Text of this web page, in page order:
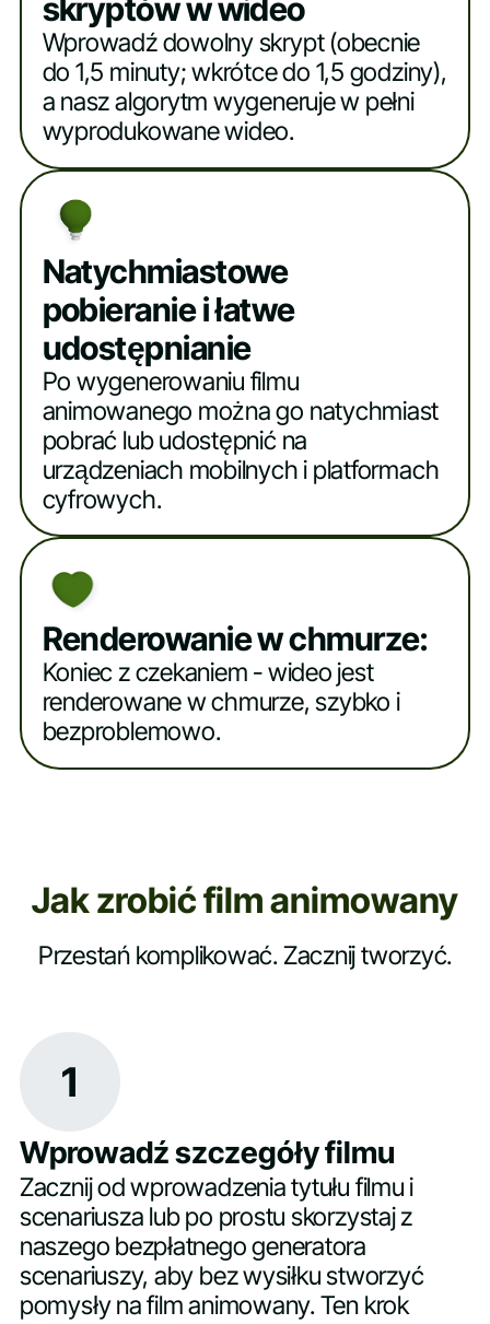
skryptów w wideo
Wprowadź dowolny skrypt (obecnie
do 1,5 minuty; wkrótce do 1,5 godziny),
a nasz algorytm wygeneruje w pełni
wyprodukowane wideo.
Natychmiastowe
pobieranie i łatwe
udostępnianie
Po wygenerowaniu filmu
animowanego można go natychmiast
pobrać lub udostępnić na
urządzeniach mobilnych i platformach
cyfrowych.
Renderowanie w chmurze:
Koniec z czekaniem - wideo jest
renderowane w chmurze, szybko i
bezproblemowo.
Jak zrobić film animowany
Przestań komplikować. Zacznij tworzyć.
1
Wprowadź szczegóły filmu
Zacznij od wprowadzenia tytułu filmu i
scenariusza lub po prostu skorzystaj z
naszego bezpłatnego generatora
scenariuszy, aby bez wysiłku stworzyć
pomysły na film animowany. Ten krok